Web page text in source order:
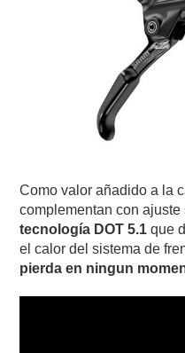
Como valor añadido a la
complementan con
tecnología DOT 5.1que
el calor del sistema de
pierda en ningun